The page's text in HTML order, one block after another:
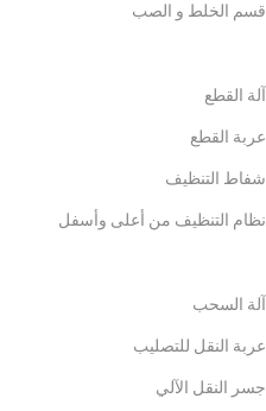
قسم الخلط و الصب
آلة القطع
عربة القطع
شفاط التنظيف
نظام التنظيف من أعلى وأسفل
آلة السحب
عربة النقل للتصليب
جسر النقل الآلي